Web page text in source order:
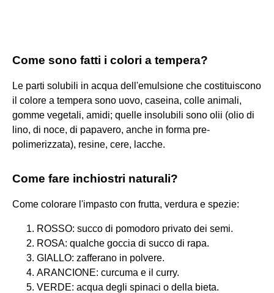
Come sono fatti i colori a tempera?
Le parti solubili in acqua dell'emulsione che costituiscono
il colore a tempera sono uovo, caseina, colle animali,
gomme vegetali, amidi; quelle insolubili sono olii (olio di
lino, di noce, di papavero, anche in forma pre-
polimerizzata), resine, cere, lacche.
Come fare inchiostri naturali?
Come colorare l'impasto con frutta, verdura e spezie:
ROSSO: succo di pomodoro privato dei semi.
ROSA: qualche goccia di succo di rapa.
GIALLO: zafferano in polvere.
ARANCIONE: curcuma e il curry.
VERDE: acqua degli spinaci o della bieta.